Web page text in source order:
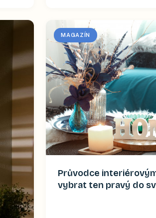
MAGAZÍN
Průvodce
vybrat ten pravý do